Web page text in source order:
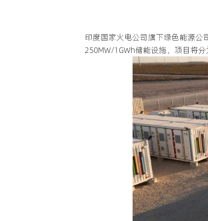
印度国家火电公司旗下绿色能源公
250MW/1GWh储能设施，项目将